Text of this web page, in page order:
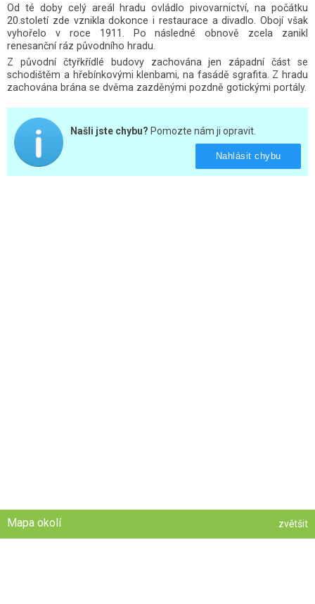
Od té doby celý areál hradu ovládlo pivovarnictví, na počátku
20.století zde vznikla dokonce i restaurace a divadlo. Obojí však
vyhořelo v roce 1911. Po následné obnově zcela zanikl
renesanční ráz původního hradu.
Z původní čtyřkřídlé budovy zachována jen západní část se
schodištěm a hřebínkovými klenbami, na fasádě sgrafita. Z hradu
zachována brána se dvěma zazděnými pozdně gotickými portály.
Našli jste chybu? Pomozte nám ji opravit.
Nahlásit chybu
Mapa okolí zvětšit